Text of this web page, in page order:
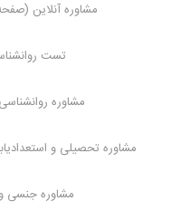
مشاوره آنلاین
تست
مشاوره
مشاوره تحصیلی و
مشاوره جنسی
دروغ های متفاوت می گویند و
فرد دروغگو مجبور است دائماً
دروغ پشت دروغ
افراد برای این که آبروی خود
بیشتری بگویند و این دروغ ها